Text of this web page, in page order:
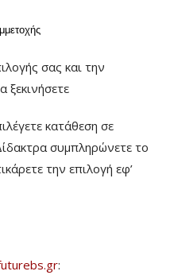
σας και την
ξεκινήσετε
κατάθεση σε
συμπληρώνετε το
την επιλογή εφ’
: